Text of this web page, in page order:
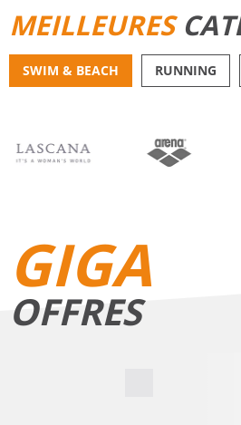
MEILLEURES
SWIM & BEACH RUNNING
GIGA
OFFRES